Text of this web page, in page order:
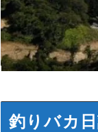
釣りバカ